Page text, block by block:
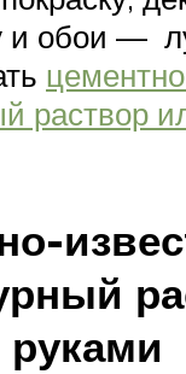
и обои —
раствор